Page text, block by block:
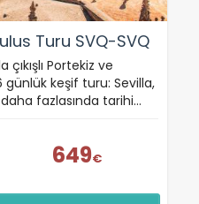
Turu SVQ-SVQ
çıkışlı Portekiz ve
günlük keşif turu: Sevilla,
fazlasında tarihi…
649€